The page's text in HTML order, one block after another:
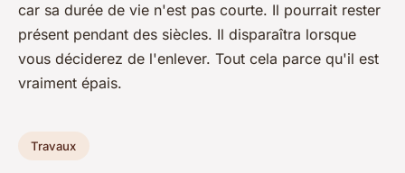
car sa durée de vie n'est pas courte. Il pourrait rester
présent pendant des siècles. Il disparaîtra lorsque
vous déciderez de l'enlever. Tout cela parce qu'il est
vraiment épais.
Travaux